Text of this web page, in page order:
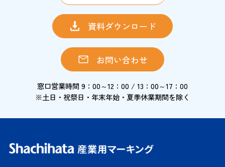
資料ダウンロード
お問い合わせ
窓口営業時間 9：00～12：00 / 13：00～17：00
※土日・祝祭日・年末年始・夏季休業期間を除く